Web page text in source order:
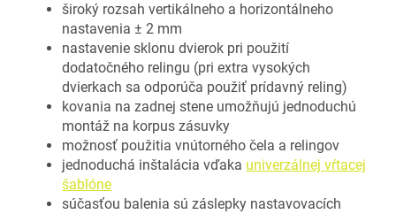
široký rozsah vertikálneho a horizontálneho
nastavenia ± 2 mm
nastavenie sklonu dvierok pri použití
dodatočného relingu (pri extra vysokých
dvierkach sa odporúča použiť prídavný reling)
kovania na zadnej stene umožňujú jednoduchú
montáž na korpus zásuvky
možnosť použitia vnútorného čela a relingov
jednoduchá inštalácia vďaka univerzálnej vŕtacej
šablóne
súčasťou balenia sú záslepky nastavovacích